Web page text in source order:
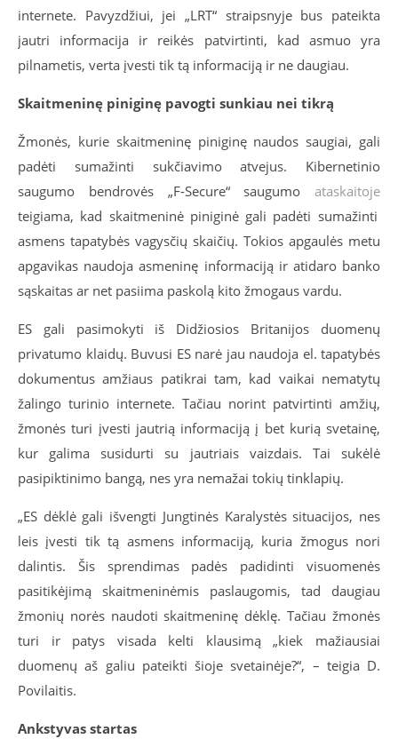
internete. Pavyzdžiui, jei „LRT“ straipsnyje bus pateikta
jautri informacija ir reikės patvirtinti, kad asmuo yra
pilnametis, verta įvesti tik tą informaciją ir ne daugiau.
Skaitmeninę piniginę pavogti sunkiau nei tikrą
Žmonės, kurie skaitmeninę piniginę naudos saugiai, gali
padėti sumažinti sukčiavimo atvejus. Kibernetinio
saugumo bendrovės „F-Secure“ saugumo ataskaitoje
teigiama, kad skaitmeninė piniginė gali padėti sumažinti
asmens tapatybės vagysčių skaičių. Tokios apgaulės metu
apgavikas naudoja asmeninę informaciją ir atidaro banko
sąskaitas ar net pasiima paskolą kito žmogaus vardu.
ES gali pasimokyti iš Didžiosios Britanijos duomenų
privatumo klaidų. Buvusi ES narė jau naudoja el. tapatybės
dokumentus amžiaus patikrai tam, kad vaikai nematytų
žalingo turinio internete. Tačiau norint patvirtinti amžių,
žmonės turi įvesti jautrią informaciją į bet kurią svetainę,
kur galima susidurti su jautriais vaizdais. Tai sukėlė
pasipiktinimo bangą, nes yra nemažai tokių tinklapių.
„ES dėklė gali išvengti Jungtinės Karalystės situacijos, nes
leis įvesti tik tą asmens informaciją, kuria žmogus nori
dalintis. Šis sprendimas padės padidinti visuomenės
pasitikėjimą skaitmeninėmis paslaugomis, tad daugiau
žmonių norės naudoti skaitmeninę dėklę. Tačiau žmonės
turi ir patys visada kelti klausimą „kiek mažiausiai
duomenų aš galiu pateikti šioje svetainėje?“, – teigia D.
Povilaitis.
Ankstyvas startas